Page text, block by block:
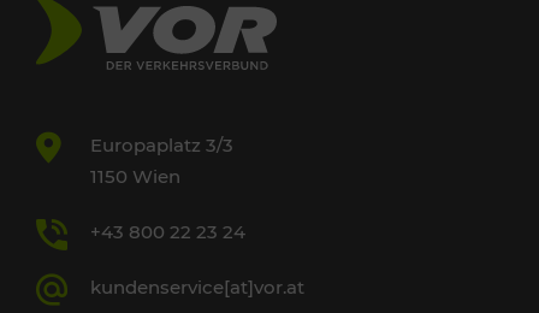
Europaplatz 3/3
1150 Wien
+43 800 22 23 24
kundenservice[at]vor.at